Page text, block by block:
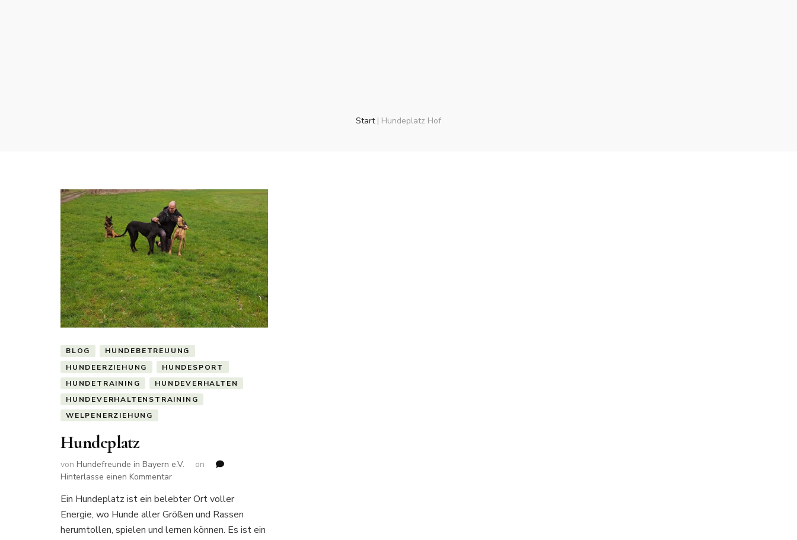
Start | Hundeplatz Hof
BLOG
HUNDEBETREUUNG
HUNDEERZIEHUNG
HUNDESPORT
HUNDETRAINING
HUNDEVERHALTEN
HUNDEVERHALTENSTRAINING
WELPENERZIEHUNG
Hundeplatz
von Hundefreunde in Bayern e.V.
on
Hinterlasse einen Kommentarzu
Ein Hundeplatz ist ein belebter Ort voller
Energie, wo Hunde aller Größen und Rassen
herumtollen, spielen und lernen können. Es ist ein